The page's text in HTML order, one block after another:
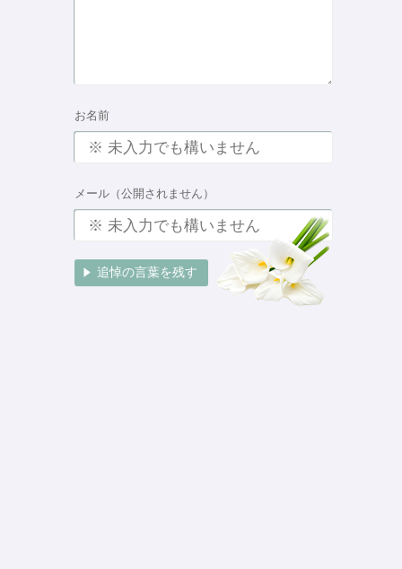
お名前
メール（公開されません）